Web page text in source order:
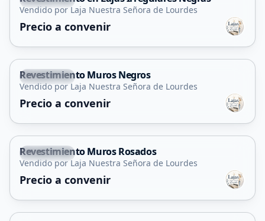
Vendido por Laja Nuestra Señora de Lourdes
Precio a convenir
La Florida
Revestimiento Muros Negros
Vendido por Laja Nuestra Señora de Lourdes
Precio a convenir
La Florida
Revestimiento Muros Rosados
Vendido por Laja Nuestra Señora de Lourdes
Precio a convenir